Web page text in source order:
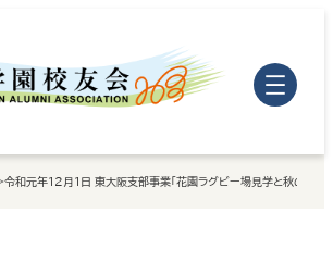
令和元年12月1日 東大阪支部事業「花園ラグビー場見学と秋の食感